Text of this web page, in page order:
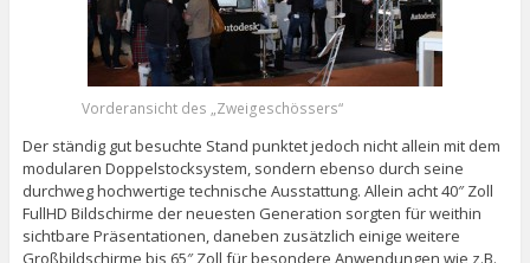
Vorderansicht des „Zweigeschössers“
Der ständig gut besuchte Stand punktet jedoch nicht allein mit dem
modularen Doppelstocksystem, sondern ebenso durch seine
durchweg hochwertige technische Ausstattung. Allein acht 40″ Zoll
FullHD Bildschirme der neuesten Generation sorgten für weithin
sichtbare Präsentationen, daneben zusätzlich einige weitere
Großbildschirme bis 65″ Zoll für besondere Anwendungen wie z.B.